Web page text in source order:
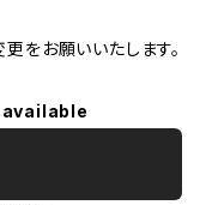
をお願いいたします。